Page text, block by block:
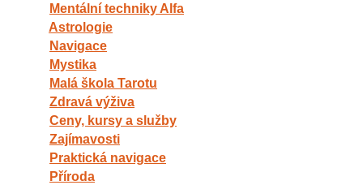
Mentální techniky Alfa
Astrologie
Navigace
Mystika
Malá škola Tarotu
Zdravá výživa
Ceny, kursy a služby
Zajímavosti
Praktická navigace
Příroda